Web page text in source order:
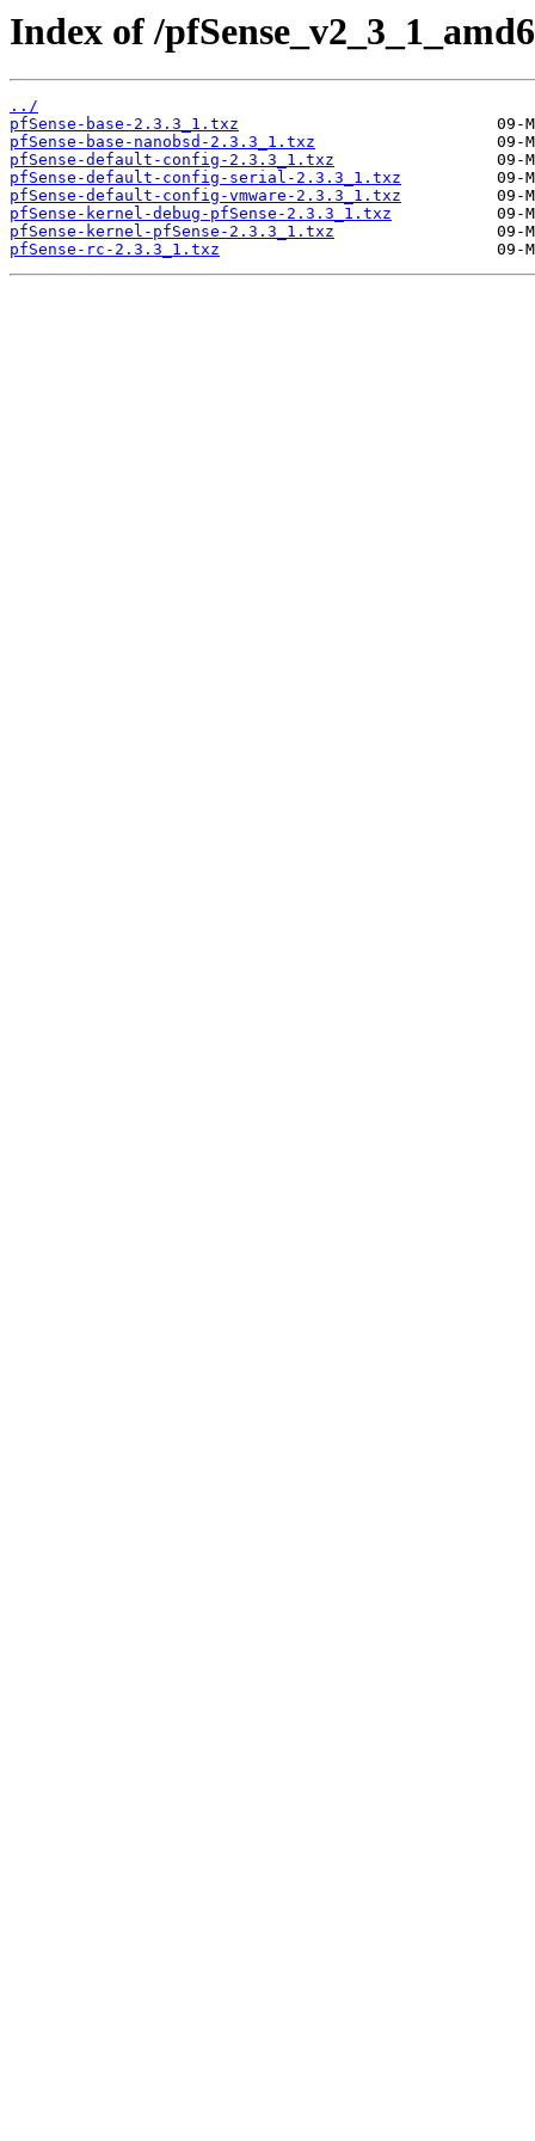
Index of /
../
pfSense-base-2.3.3_1.txz
pfSense-base-nanobsd-2.3.3_1.txz
pfSense-default-config-2.3.3_1.txz
pfSense-default-config-serial-2.3.3_1.txz
pfSense-default-config-vmware-2.3.3_1.txz
pfSense-kernel-debug-pfSense-2.3.3_1.txz
pfSense-kernel-pfSense-2.3.3_1.txz
pfSense-rc-2.3.3_1.txz